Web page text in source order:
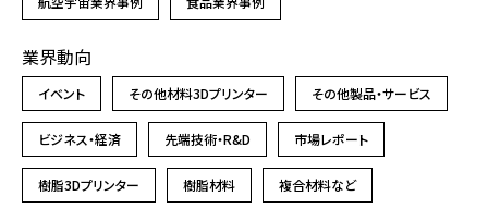
業界動向
イベント その他材料3Dプリンター その他製品・サービス
ビジネス・経済 先端技術・R&D 市場レポート
樹脂3Dプリンター 樹脂材料 複合材料など